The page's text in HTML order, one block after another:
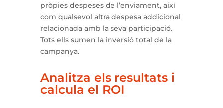
pròpies despeses de l’enviament, així
com qualsevol altra despesa addicional
relacionada amb la seva participació.
Tots ells sumen la inversió total de la
campanya.
Analitza els resultats i
calcula el ROI